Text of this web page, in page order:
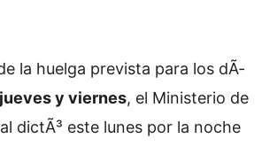
la huelga prevista para los dÃ­
y viernes, el Ministerio de
dictÃ³ este lunes por la noche